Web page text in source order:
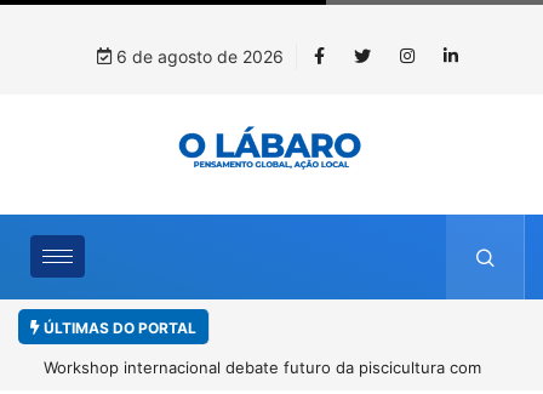
6 de agosto de 2026
ÚLTIMAS DO PORTAL
Workshop internacional debate futuro da piscicultura com